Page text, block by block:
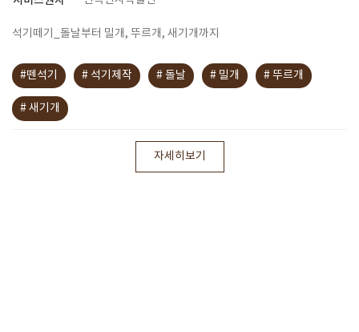
석기떼기_돌날부터 밀개, 뚜르개, 새기개까지
#뗀석기 # 석기제작 # 돌날 # 밀개 # 뚜르개
# 새기개
자세히보기